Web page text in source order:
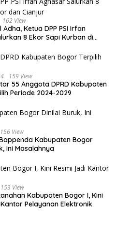
162 View
Ketua DPP PSI Irfan
8 Ekor Sapi Kurban di
159 View
55 Anggota DPRD Kabupaten
Periode 2024-2029
156 View
Kabupaten Bogor
Ini Masalahnya
153 View
Kabupaten Bogor I, Kini
Pelayanan Elektronik